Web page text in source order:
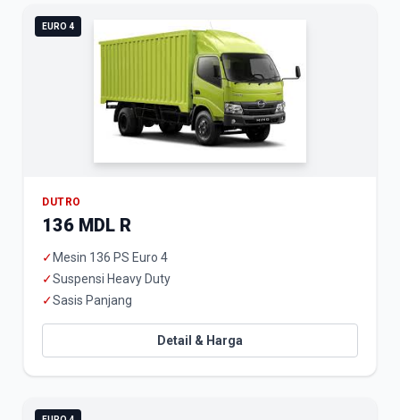
EURO 4
DUTRO
136 MDL R
✓ Mesin 136 PS Euro 4
✓Suspensi Heavy Duty
✓Sasis Panjang
Detail & Harga